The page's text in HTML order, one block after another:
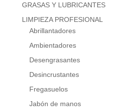
GRASAS Y LUBRICANTES
LIMPIEZA PROFESIONAL
Abrillantadores
Ambientadores
Desengrasantes
Desincrustantes
Fregasuelos
Jabón de manos